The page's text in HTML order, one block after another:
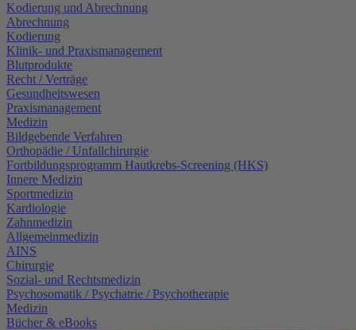
Kodierung und Abrechnung
Abrechnung
Kodierung
Klinik- und Praxismanagement
Blutprodukte
Recht / Verträge
Gesundheitswesen
Praxismanagement
Medizin
Bildgebende Verfahren
Orthopädie / Unfallchirurgie
Fortbildungsprogramm Hautkrebs-Screening (HKS)
Innere Medizin
Sportmedizin
Kardiologie
Zahnmedizin
Allgemeinmedizin
AINS
Chirurgie
Sozial- und Rechtsmedizin
Psychosomatik / Psychatrie / Psychotherapie
Medizin
Bücher & eBooks